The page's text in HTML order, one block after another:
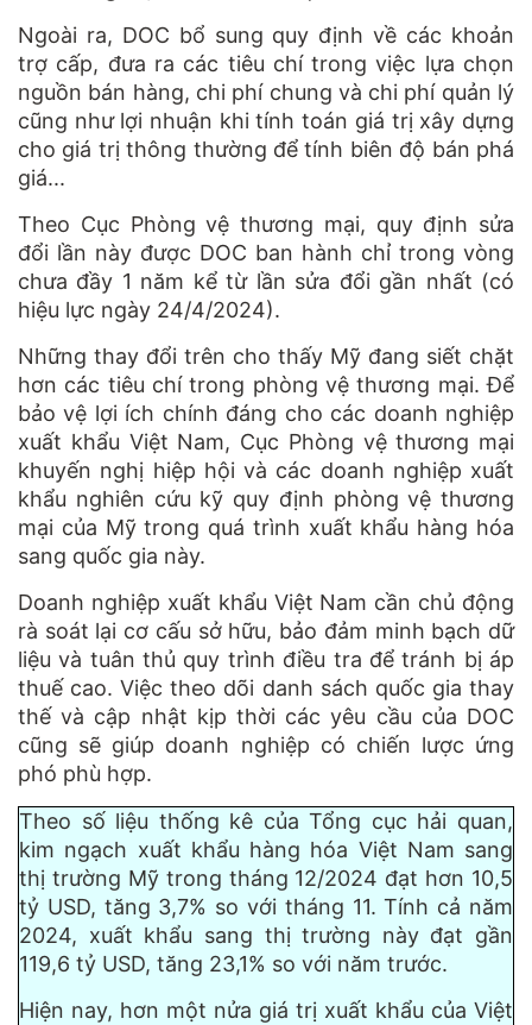
Ngoài ra, DOC bổ sung quy định về các khoản
trợ cấp, đưa ra các tiêu chí trong việc lựa chọn
nguồn bán hàng, chi phí chung và chi phí quản lý
cũng như lợi nhuận khi tính toán giá trị xây dựng
cho giá trị thông thường để tính biên độ bán phá
giá...
Theo Cục Phòng vệ thương mại, quy định sửa
đổi lần này được DOC ban hành chỉ trong vòng
chưa đầy 1 năm kể từ lần sửa đổi gần nhất (có
hiệu lực ngày 24/4/2024).
Những thay đổi trên cho thấy Mỹ đang siết chặt
hơn các tiêu chí trong phòng vệ thương mại. Để
bảo vệ lợi ích chính đáng cho các doanh nghiệp
xuất khẩu Việt Nam, Cục Phòng vệ thương mại
khuyến nghị hiệp hội và các doanh nghiệp xuất
khẩu nghiên cứu kỹ quy định phòng vệ thương
mại của Mỹ trong quá trình xuất khẩu hàng hóa
sang quốc gia này.
Doanh nghiệp xuất khẩu Việt Nam cần chủ động
rà soát lại cơ cấu sở hữu, bảo đảm minh bạch dữ
liệu và tuân thủ quy trình điều tra để tránh bị áp
thuế cao. Việc theo dõi danh sách quốc gia thay
thế và cập nhật kịp thời các yêu cầu của DOC
cũng sẽ giúp doanh nghiệp có chiến lược ứng
phó phù hợp.
Theo số liệu thống kê của Tổng cục hải quan,
kim ngạch xuất khẩu hàng hóa Việt Nam sang
thị trường Mỹ trong tháng 12/2024 đạt hơn 10,5
tỷ USD, tăng 3,7% so với tháng 11. Tính cả năm
2024, xuất khẩu sang thị trường này đạt gần
119,6 tỷ USD, tăng 23,1% so với năm trước.
Hiện nay, hơn một nửa giá trị xuất khẩu của Việt